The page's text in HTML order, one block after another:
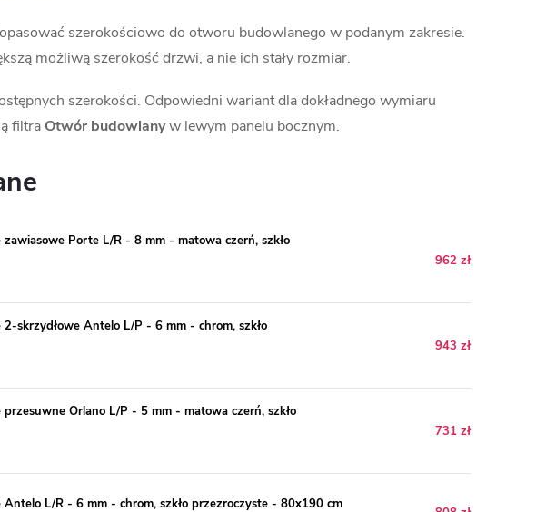
szerokościowo do otworu budowlanego w podanym zakresie.
możliwą szerokość drzwi, a nie ich stały rozmiar.
szerokości. Odpowiedni wariant dla dokładnego wymiaru
filtra Otwór budowlanyw lewym panelu bocznym.
Porte L/R - 8 mm - matowa czerń, szkło
962 zł
skrzydłowe Antelo L/P - 6 mm - chrom, szkło
943 zł
Orlano L/P - 5 mm - matowa czerń, szkło
731 zł
L/R - 6 mm - chrom, szkło przezroczyste - 80x190 cm